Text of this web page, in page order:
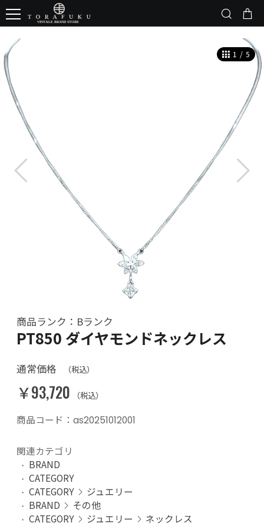
1 / 5
商品ランク：Bランク
PT850 ダイヤモンドネックレス
通常価格 （税込）
￥93,720 （税込）
商品コード：as20251012001
関連カテゴリ
BRAND
CATEGORY
CATEGORY
ジュエリー
BRAND
その他
CATEGORY
ジュエリー ネックレス